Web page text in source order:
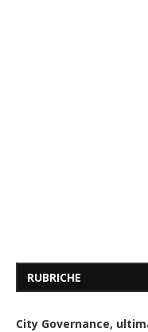
RUBRICHE
City Governance,